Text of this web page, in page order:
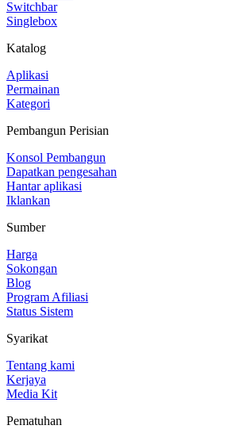
Switchbar
Singlebox
Katalog
Aplikasi
Permainan
Kategori
Pembangun Perisian
Konsol Pembangun
Dapatkan pengesahan
Hantar aplikasi
Iklankan
Sumber
Harga
Sokongan
Blog
Program Afiliasi
Status Sistem
Syarikat
Tentang kami
Kerjaya
Media Kit
Pematuhan